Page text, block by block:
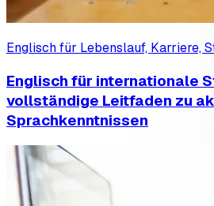
Englisch für Lebenslauf, Karriere,
Englisch für internationale
vollständige Leitfaden zu
Sprachkenntnissen